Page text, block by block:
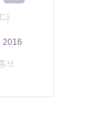
2016
보